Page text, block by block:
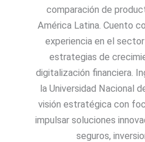
comparación de
América Latina. Cuento
experiencia en el
estrategias de
digitalización financiera.
la Universidad Nacional
visión estratégica con
impulsar soluciones
seguros,